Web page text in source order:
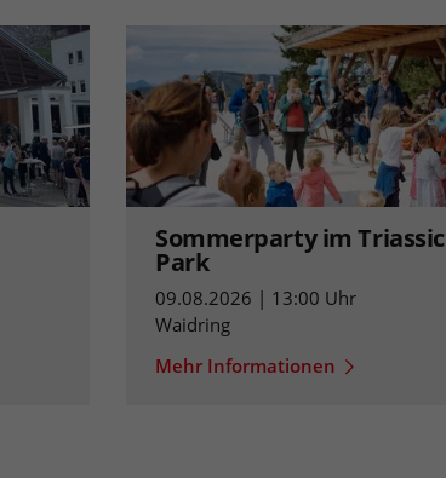
Sommerparty im Triassic
Park
09.08.2026 | 13:00 Uhr
Waidring
Mehr Informationen